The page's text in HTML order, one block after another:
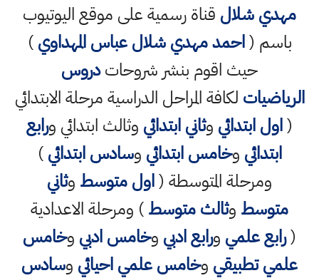
مهدي شلال قناة رسمية على موقع اليوتيوب
باسم (احمد مهدي شلال عباس المهداوي)
حيث اقوم بنشر شروحاتدروس
الرياضيات لكافة المراحل الدراسية مرحلة الابتدائي
(اول ابتدائي وثاني ابتدائي وثالث ابتدائي ورابع
ابتدائي وخامس ابتدائي وسادس ابتدائي)
ومرحلة المتوسطة (اول متوسط وثاني
متوسط وثالث متوسط) ومرحلة الاعدادية
(رابع علمي ورابع ادبي وخامس ادبي وخامس
علمي تطبيقي وخامس علمي احيائي وسادس